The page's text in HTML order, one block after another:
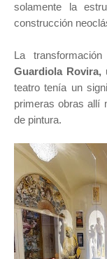
solamente la
construcción
La
Guardiola Rovira,
teatro tenía un
primeras obras allí
de pintura.